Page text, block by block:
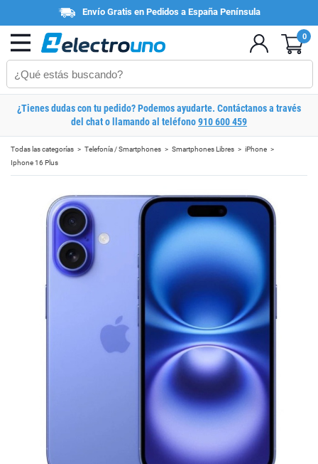
Envío Gratis en Pedidos a España Península
0
¿Tienes dudas con tu pedido? Podemos ayudarte. Contáctanos a través
del chat o llamando al teléfono910 600 459
Todas las categorías Telefonía / Smartphones Smartphones Libres
iPhone
Iphone 16 Plus